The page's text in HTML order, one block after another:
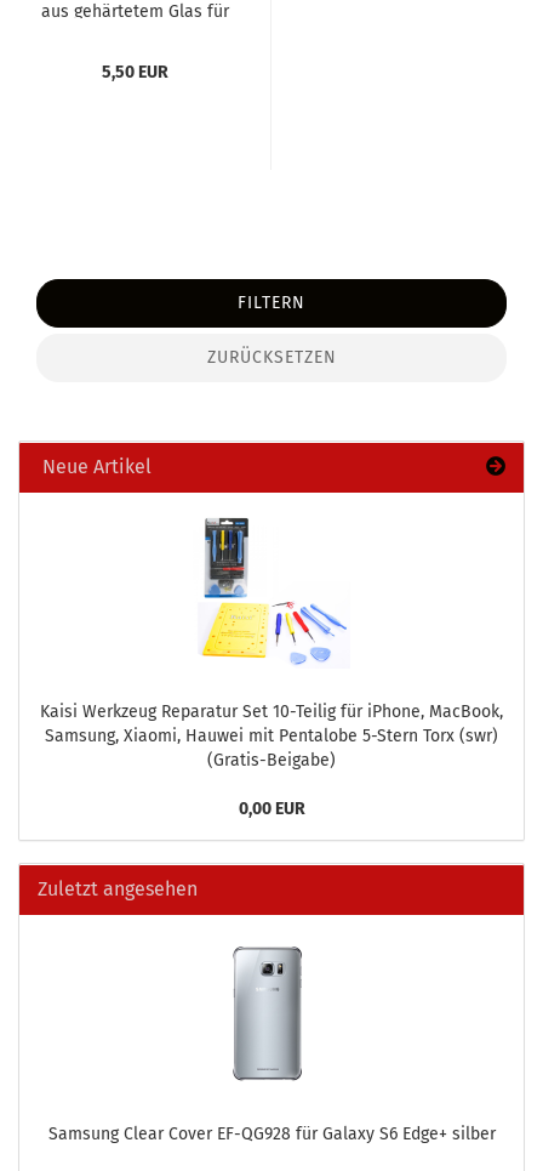
aus ge­här­te­tem Glas für
5,50 EUR
FILTERN
ZURÜCKSETZEN
Neue Artikel
Kaisi Werk­zeug Re­pa­ra­tur Set 10-​Teilig für iPho­ne, MacBook,
Sam­sung, Xiao­mi, Hau­wei mit Pen­talo­be 5-​Stern Torx (swr)
(Gratis-​Beigabe)
0,00 EUR
Zuletzt angesehen
Sam­sung Clear Cover EF-​QG928 für Ga­la­xy S6 Edge+ sil­ber